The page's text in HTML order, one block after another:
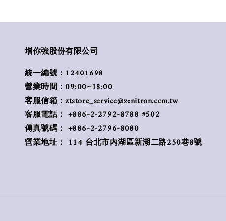
增你強股份有限公司
統一編號：12401698
營業時間：09:00~18:00
客服信箱：ztstore_service@zenitron.com.tw
客服電話： +886-2-2792-8788 #502
傳真號碼： +886-2-2796-8080
營業地址： 114 台北市內湖區新湖二路250巷8號